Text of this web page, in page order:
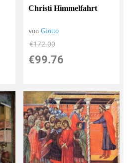
Christi Himmelfahrt
vonGiotto
€172.00
€99.76